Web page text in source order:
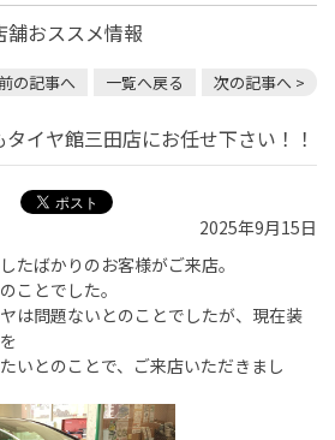
舗おススメ情報
の記事へ 一覧へ戻る 次の記事へ >
イヤ館三田店にお任せ下さい！！
2025年9月15日
たばかりのお客様がご来店。
ことでした。
は問題ないとのことでしたが、現在装
いとのことで、ご来店いただきまし